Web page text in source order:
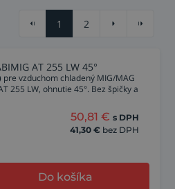
1 2
AT 255 LW 45°
pre vzduchom chladený MIG/MAG
255 LW, ohnutie 45°. Bez špičky a
50,81 € s DPH
41,30 € bez DPH
Do košíka